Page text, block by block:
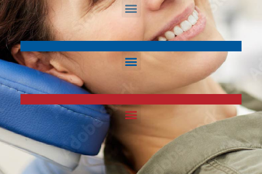
EQUIPMENT &
EQUIPMENT &
EQUIPMENT &